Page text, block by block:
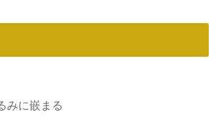
みに嵌まる